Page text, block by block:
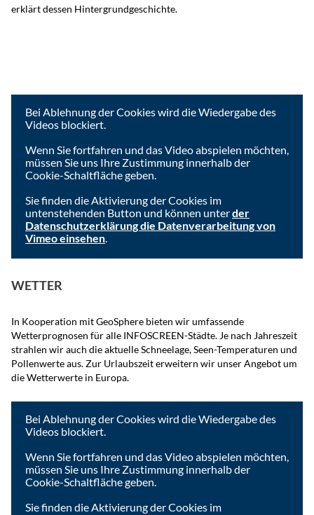
erklärt dessen Hintergrundgeschichte.
Bei Ablehnung der Cookies wird die Wiedergabe des
Videos blockiert.
Wenn Sie fortfahren und das Video abspielen möchten,
müssen Sie uns Ihre Zustimmung innerhalb der
Cookie-Schaltfläche geben.
Sie finden die Aktivierung der Cookies im
untenstehenden Button und können unterder
Datenschutzerklärung die Datenverarbeitung von
Vimeo einsehen.
WETTER
In Kooperation mit GeoSphere bieten wir umfassende
Wetterprognosen für alle INFOSCREEN-Städte. Je nach Jahreszeit
strahlen wir auch die aktuelle Schneelage, Seen-Temperaturen und
Pollenwerte aus. Zur Urlaubszeit erweitern wir unser Angebot um
die Wetterwerte in Europa.
Um das Video anzusehen, müssen Sie die Cookies der
Bei Ablehnung der Cookies wird die Wiedergabe des
Videos blockiert.
Wenn Sie fortfahren und das Video abspielen möchten,
müssen Sie uns Ihre Zustimmung innerhalb der
Cookie-Schaltfläche geben.
Sie finden die Aktivierung der Cookies im